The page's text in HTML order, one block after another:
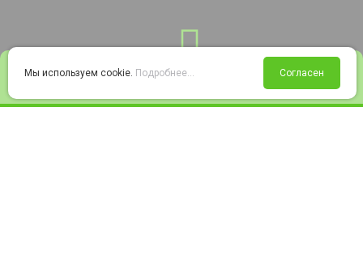
Войти Избранное Корзина
Мы используем cookie. Подробнее... Согласен